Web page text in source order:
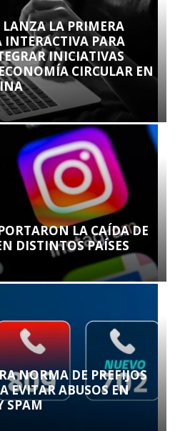
LANZA LA PRIMERA
INTERACTIVA PARA
INICIATIVAS
CIRCULAR EN
LA CAÍDA DE
DISTINTOS PAÍSES
NORMA DE PREFIJOS
EVITAR ABUSOS EN
SPAM